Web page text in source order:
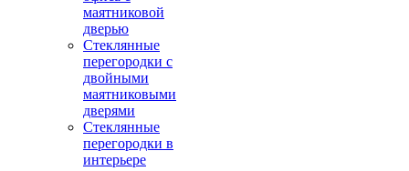
маятниковой
дверью
Стеклянные
перегородки с
двойными
маятниковыми
дверями
Стеклянные
перегородки в
интерьере